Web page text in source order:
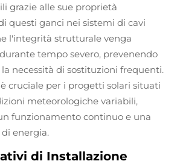
grazie alle sue proprietà
questi ganci nei sistemi di cavi
l'integrità strutturale venga
tempo severo, prevenendo
necessità di sostituzioni frequenti.
cruciale per i progetti solari situati
meteorologiche variabili,
funzionamento continuo e una
energia.
di Installazione